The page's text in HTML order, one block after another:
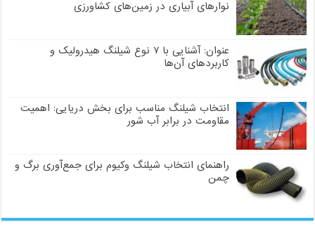
نوارهای آبیاری در زمین‌های کشاورزی
عنوان: آشنایی با ۷ نوع شیلنگ هیدرولیک و
کاربردهای آن‌ها
انتخاب شیلنگ مناسب برای بخش دریایی: اهمیت
مقاومت در برابر آب شور
راهنمای انتخاب شیلنگ وکیوم برای جمع‌آوری برگ و
چمن